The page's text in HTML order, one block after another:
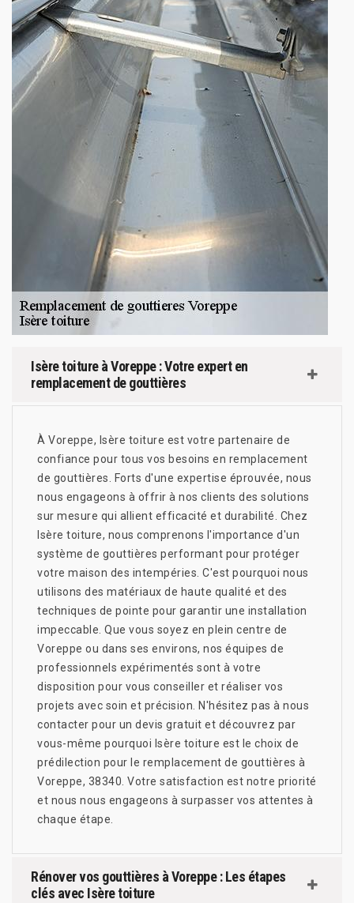
Isère toiture à Voreppe : Votre expert en
remplacement de gouttières
À Voreppe, Isère toiture est votre partenaire de
confiance pour tous vos besoins en remplacement
de gouttières. Forts d'une expertise éprouvée, nous
nous engageons à offrir à nos clients des solutions
sur mesure qui allient efficacité et durabilité. Chez
Isère toiture, nous comprenons l'importance d'un
système de gouttières performant pour protéger
votre maison des intempéries. C'est pourquoi nous
utilisons des matériaux de haute qualité et des
techniques de pointe pour garantir une installation
impeccable. Que vous soyez en plein centre de
Voreppe ou dans ses environs, nos équipes de
professionnels expérimentés sont à votre
disposition pour vous conseiller et réaliser vos
projets avec soin et précision. N'hésitez pas à nous
contacter pour un devis gratuit et découvrez par
vous-même pourquoi Isère toiture est le choix de
prédilection pour le remplacement de gouttières à
Voreppe, 38340. Votre satisfaction est notre priorité
et nous nous engageons à surpasser vos attentes à
chaque étape.
Rénover vos gouttières à Voreppe : Les étapes
clés avec Isère toiture